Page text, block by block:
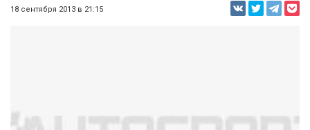
18 сентября 2013 в 21:15